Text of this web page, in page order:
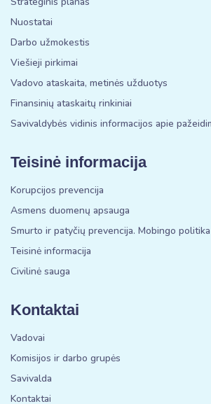
Nuostatai
Darbo užmokestis
Viešieji pirkimai
Vadovo ataskaita, metinės užduotys
Finansinių ataskaitų rinkiniai
Savivaldybės vidinis informacijos apie
Teisinė informacija
Korupcijos prevencija
Asmens duomenų apsauga
Smurto ir patyčių prevencija. Mobingo politika
Teisinė informacija
Civilinė sauga
Kontaktai
Vadovai
Komisijos ir darbo grupės
Savivalda
Kontaktai